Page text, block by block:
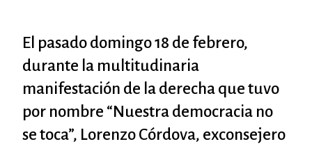
El pasado domingo 18 de febrero,
durante la multitudinaria
manifestación de la derecha que tuvo
por nombre “Nuestra democracia no
se toca”, Lorenzo Córdova, exconsejero